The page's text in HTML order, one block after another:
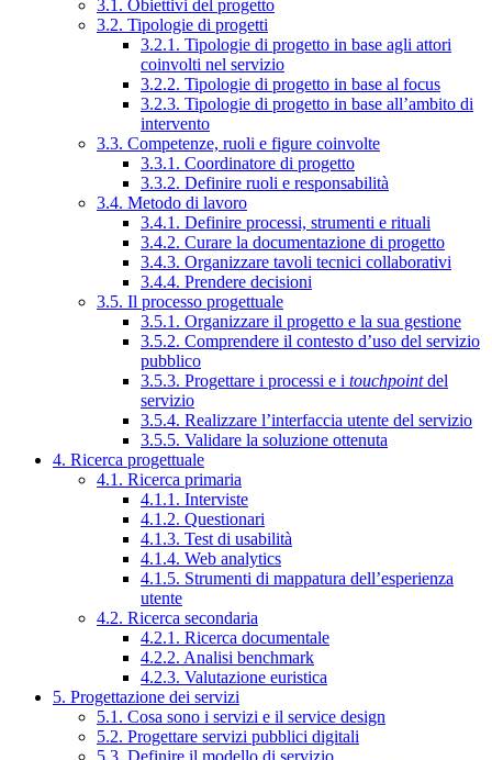
3.1. Obiettivi del progetto
3.2. Tipologie di progetti
3.2.1. Tipologie di progetto in base agli attori
coinvolti nel servizio
3.2.2. Tipologie di progetto in base al focus
3.2.3. Tipologie di progetto in base all’ambito di
intervento
3.3. Competenze, ruoli e figure coinvolte
3.3.1. Coordinatore di progetto
3.3.2. Definire ruoli e responsabilità
3.4. Metodo di lavoro
3.4.1. Definire processi, strumenti e rituali
3.4.2. Curare la documentazione di progetto
3.4.3. Organizzare tavoli tecnici collaborativi
3.4.4. Prendere decisioni
3.5. Il processo progettuale
3.5.1. Organizzare il progetto e la sua gestione
3.5.2. Comprendere il contesto d’uso del servizio
pubblico
3.5.3. Progettare i processi e i touchpointdel
servizio
3.5.4. Realizzare l’interfaccia utente del servizio
3.5.5. Validare la soluzione ottenuta
4. Ricerca progettuale
4.1. Ricerca primaria
4.1.1. Interviste
4.1.2. Questionari
4.1.3. Test di usabilità
4.1.4. Web analytics
4.1.5. Strumenti di mappatura dell’esperienza
utente
4.2. Ricerca secondaria
4.2.1. Ricerca documentale
4.2.2. Analisi benchmark
4.2.3. Valutazione euristica
5. Progettazione dei servizi
5.1. Cosa sono i servizi e il service design
5.2. Progettare servizi pubblici digitali
5.3. Definire il modello di servizio